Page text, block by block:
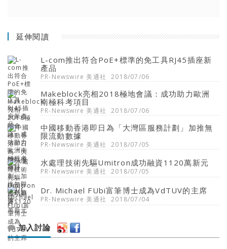
延伸閱讀
L-com推出符合PoE+標準的免工具RJ45插座新
產品
PR-Newswire 美通社 2018/07/06
Makeblock亮相2018極地會議：成功助力歐洲
南極科考項目
PR-Newswire 美通社 2018/07/06
中國移動香港即日為「大灣區服務計劃」加推無
限流動數據
PR-Newswire 美通社 2018/07/05
水處理技術先驅Umitron成功融資1120萬新元
PR-Newswire 美通社 2018/07/05
Dr. Michael FUbi富筆博士成為VdTUV的主席
PR-Newswire 美通社 2018/07/04
加入討論